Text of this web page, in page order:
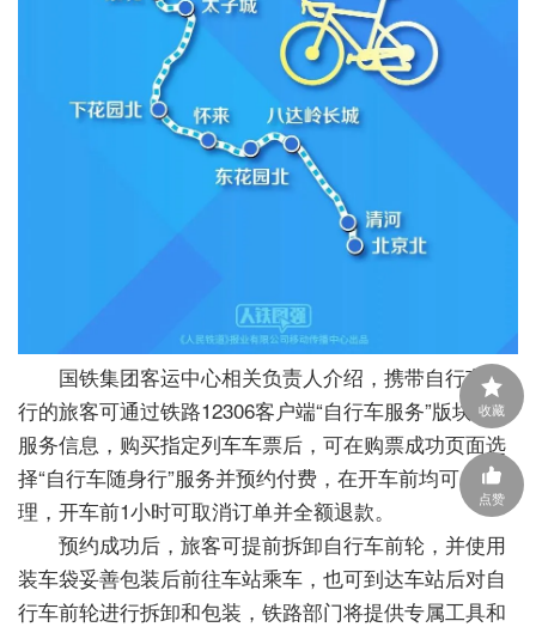
收藏
点赞
国铁集团客运中心相关负责人介绍，携带自行车出
行的旅客可通过铁路12306客户端“自行车服务”版块查询
服务信息，购买指定列车车票后，可在购票成功页面选
择“自行车随身行”服务并预约付费，在开车前均可办
理，开车前1小时可取消订单并全额退款。
预约成功后，旅客可提前拆卸自行车前轮，并使用
装车袋妥善包装后前往车站乘车，也可到达车站后对自
行车前轮进行拆卸和包装，铁路部门将提供专属工具和